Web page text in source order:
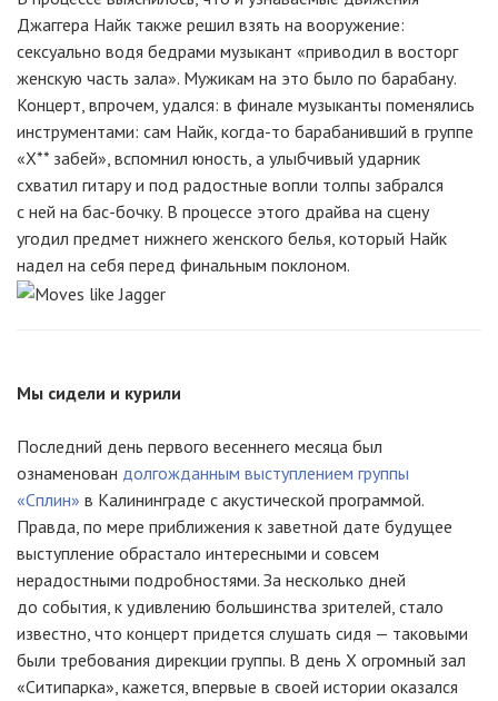
Джаггера Найк также решил взять на вооружение:
сексуально водя бедрами музыкант «приводил в восторг
женскую часть зала». Мужикам на это было по барабану.
Концерт, впрочем, удался: в финале музыканты поменялись
инструментами: сам Найк, когда-то барабанивший в группе
«Х** забей», вспомнил юность, а улыбчивый ударник
схватил гитару и под радостные вопли толпы забрался
с ней на бас-бочку. В процессе этого драйва на сцену
угодил предмет нижнего женского белья, который Найк
надел на себя перед финальным поклоном.
Мы сидели и курили
Последний день первого весеннего месяца был
ознаменован долгожданным выступлением группы
«Сплин» в Калининграде с акустической программой.
Правда, по мере приближения к заветной дате будущее
выступление обрастало интересными и совсем
нерадостными подробностями. За несколько дней
до события, к удивлению большинства зрителей, стало
известно, что концерт придется слушать сидя — таковыми
были требования дирекции группы. В день X огромный зал
«Ситипарка», кажется, впервые в своей истории оказался